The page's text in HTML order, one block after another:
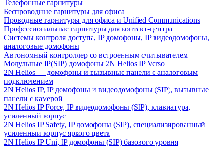
Телефонные гарнитуры
Беспроводные гарнитуры для офиса
Проводные гарнитуры для офиса и Unified Communications
Профессиональные гарнитуры для контакт-центра
Системы контроля доступа, IP домофоны, IP видеодомофоны,
аналоговые домофоны
Автономный контроллер со встроенным считывателем
Модульные IP(SIP) домофоны 2N Helios IP Verso
2N Helios — домофоны и вызывные панели с аналоговым
подключением
2N Helios IP, IP домофоны и видеодомофоны (SIP), вызывные
панели с камерой
2N Helios IP Force, IP видеодомофоны (SIP), клавиатура,
усиленный корпус
2N Helios IP Safety, IP домофоны (SIP), специализированный
усиленный корпус яркого цвета
2N Helios IP Uni, IP домофоны (SIP) базового уровня